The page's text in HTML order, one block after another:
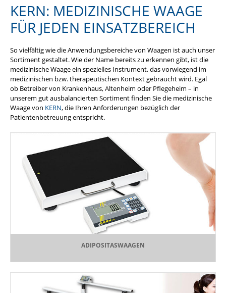
KERN: MEDIZINISCHE WAAGE
FÜR JEDEN EINSATZBEREICH
So vielfältig wie die Anwendungsbereiche von Waagen ist auch unser
Sortiment gestaltet. Wie der Name bereits zu erkennen gibt, ist die
medizinische Waage ein spezielles Instrument, das vorwiegend im
medizinischen bzw. therapeutischen Kontext gebraucht wird. Egal
ob Betreiber von Krankenhaus, Altenheim oder Pflegeheim – in
unserem gut ausbalancierten Sortiment finden Sie die medizinische
Waage von KERN, die Ihren Anforderungen bezüglich der
Patientenbetreuung entspricht.
ADIPOSITASWAAGEN